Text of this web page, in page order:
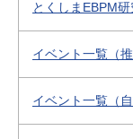
とくしまEBPM
イベント一覧（
イベント一覧（